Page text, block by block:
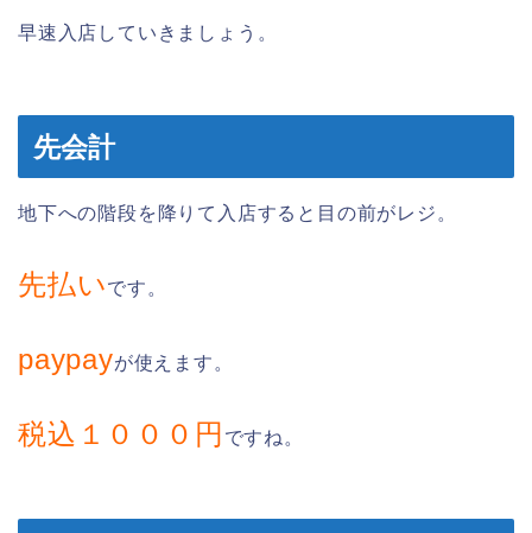
早速入店していきましょう。
先会計
地下への階段を降りて入店すると目の前がレジ。
先払いです。
paypayが使えます。
税込１０００円 ですね。